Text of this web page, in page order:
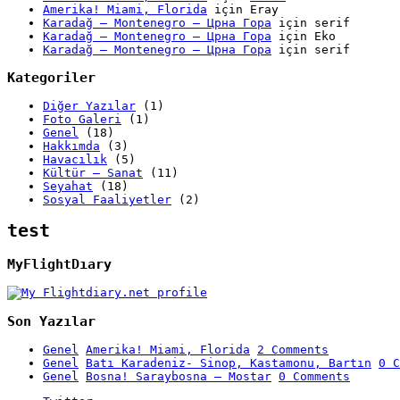
Amerika! Miami, Florida için Eray
Karadağ – Montenegro – Црна Гора için serif
Karadağ – Montenegro – Црна Гора için Eko
Karadağ – Montenegro – Црна Гора için serif
Kategoriler
Diğer Yazılar (1)
Foto Galeri (1)
Genel (18)
Hakkımda (3)
Havacılık (5)
Kültür – Sanat (11)
Seyahat (18)
Sosyal Faaliyetler (2)
test
MyFlightDıary
Son Yazılar
Genel Amerika! Miami, Florida
2 Comments
Genel
Batı Karadeniz- Sinop, Kastamonu, Bartın 0
Genel
Bosna! Saraybosna – Mostar 0 Comments